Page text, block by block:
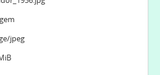
jpeg